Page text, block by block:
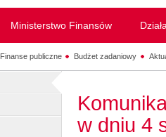
Ministerstwo Finansów
Finanse publiczne Budżet zadaniowy
w dniu 4